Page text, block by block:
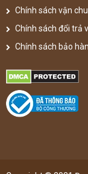
Chính sách vận
Chính sách đổi trả
Chính sách bảo